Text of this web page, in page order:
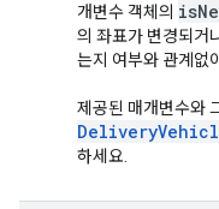
개변수 객체의
의 좌표가 변경되거
는지 여부와 관계없
제공된 매개변수와
하세요.